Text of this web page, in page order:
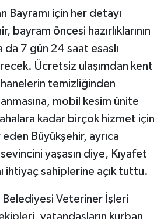
Bayramı için her detayı
bayram öncesi hazırlıklarının
da 7 gün 24 saat esaslı
Ücretsiz ulaşımdan kent
temizliğinden
mobil kesim ünite
kadar birçok hizmet için
Büyükşehir, ayrıca
yaşasın diye, Kıyafet
ihtiyaç sahiplerine açık tuttu.
Veteriner İşleri